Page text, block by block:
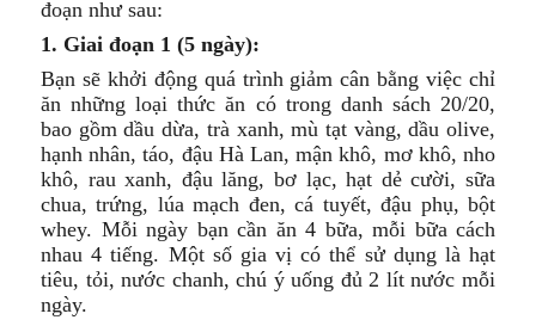
đoạn như sau:
1. Giai đoạn 1 (5 ngày):
Bạn sẽ khởi động quá trình giảm cân bằng việc chỉ
ăn những loại thức ăn có trong danh sách 20/20,
bao gồm dầu dừa, trà xanh, mù tạt vàng, dầu olive,
hạnh nhân, táo, đậu Hà Lan, mận khô, mơ khô, nho
khô, rau xanh, đậu lăng, bơ lạc, hạt dẻ cười, sữa
chua, trứng, lúa mạch đen, cá tuyết, đậu phụ, bột
whey. Mỗi ngày bạn cần ăn 4 bữa, mỗi bữa cách
nhau 4 tiếng. Một số gia vị có thể sử dụng là hạt
tiêu, tỏi, nước chanh, chú ý uống đủ 2 lít nước mỗi
ngày.